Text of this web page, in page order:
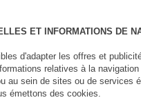
ET INFORMATIONS DE
d'adapter les offres et
relatives à la
au sein de sites ou de services
émettons des cookies.